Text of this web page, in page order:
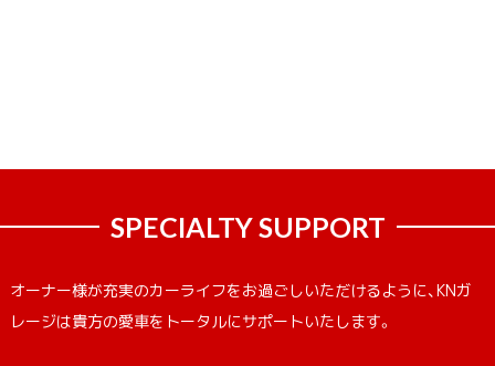
SPECIALTY SUPPORT
オーナー様が充実のカーライフをお過ごしいただけるように、KNガ
レージは貴方の愛車をトータルにサポートいたします。